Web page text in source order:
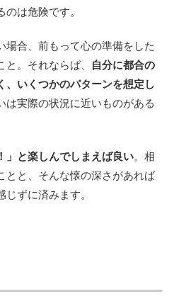
は危険です。
場合、前もって心の準備をした
。それならば、
自分に都合の
、いくつかのパターンを想定し
は実際の状況に近いものがある
」と楽しんでしまえば良い。相
とと、そんな懐の深さがあれば
ずに済みます。